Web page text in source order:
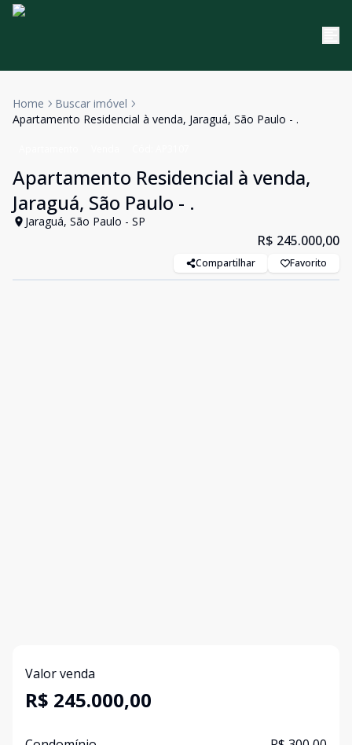
Home
Buscar imóvel
Apartamento Residencial à venda, Jaraguá, São Paulo - .
Apartamento Residencial à venda,
Jaraguá, São Paulo - .
Jaraguá, São Paulo - SP
R$ 245.000,00
Compartilhar Favorito
Valor venda
R$ 245.000,00